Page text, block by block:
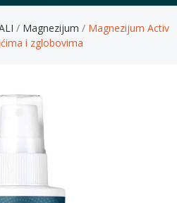
Magnezijum
Magnezijum Activ
i zglobovima